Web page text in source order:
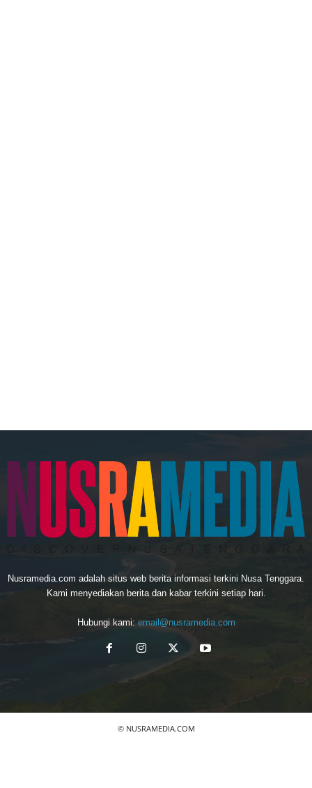
Nusramedia.com adalah situs web berita informasi terkini Nusa Tenggara.
Kami menyediakan berita dan kabar terkini setiap hari.
Hubungi kami: email@nusramedia.com
© NUSRAMEDIA.COM